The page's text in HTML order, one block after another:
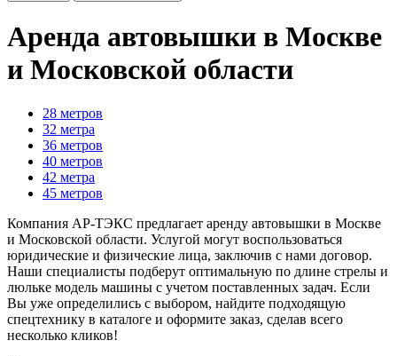
Аренда автовышки в Москве
и Московской области
28 метров
32 метра
36 метров
40 метров
42 метра
45 метров
Компания АР-ТЭКС предлагает аренду автовышки в Москве
и Московской области. Услугой могут воспользоваться
юридические и физические лица, заключив с нами договор.
Наши специалисты подберут оптимальную по длине стрелы и
люльке модель машины с учетом поставленных задач. Если
Вы уже определились с выбором, найдите подходящую
спецтехнику в каталоге и оформите заказ, сделав всего
несколько кликов!